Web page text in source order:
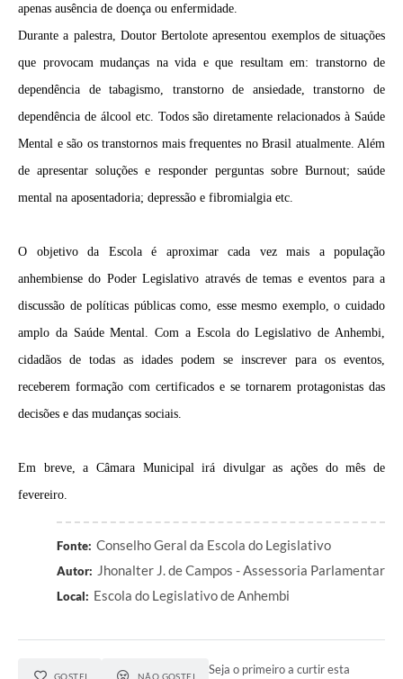
apenas ausência de doença ou enfermidade.
Durante a palestra, Doutor Bertolote apresentou exemplos de situações
que provocam mudanças na vida e que resultam em: transtorno de
dependência de tabagismo, transtorno de ansiedade, transtorno de
dependência de álcool etc. Todos são diretamente relacionados à Saúde
Mental e são os transtornos mais frequentes no Brasil atualmente. Além
de apresentar soluções e responder perguntas sobre Burnout; saúde
mental na aposentadoria; depressão e fibromialgia etc.
O objetivo da Escola é aproximar cada vez mais a população
anhembiense do Poder Legislativo através de temas e eventos para a
discussão de políticas públicas como, esse mesmo exemplo, o cuidado
amplo da Saúde Mental. Com a Escola do Legislativo de Anhembi,
cidadãos de todas as idades podem se inscrever para os eventos,
receberem formação com certificados e se tornarem protagonistas das
decisões e das mudanças sociais.
Em breve, a Câmara Municipal irá divulgar as ações do mês de
fevereiro.
Fonte: Conselho Geral da Escola do Legislativo
Autor: Jhonalter J. de Campos - Assessoria Parlamentar
Local: Escola do Legislativo de Anhembi
GOSTEI NÃO GOSTEI
Seja o primeiro a curtir esta